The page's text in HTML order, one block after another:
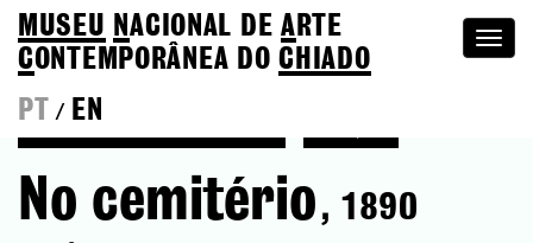
MUSEU NACIONAL DEA RTE
CONTEMPORÂNEA DOCHIADO
PT
/ EN
No cemitério , 1890